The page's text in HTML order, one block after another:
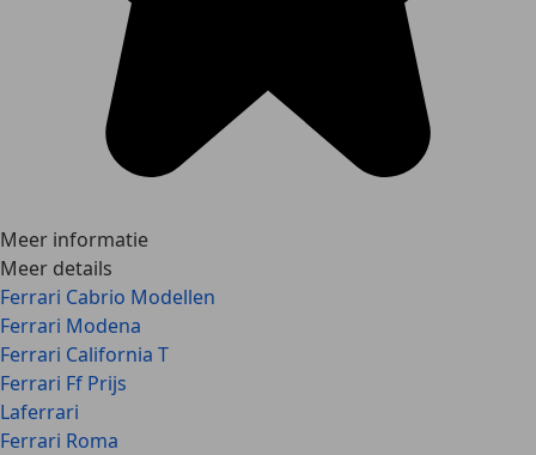
Meer informatie
Meer details
Ferrari Cabrio Modellen
Ferrari Modena
Ferrari California T
Ferrari Ff Prijs
Laferrari
Ferrari Roma